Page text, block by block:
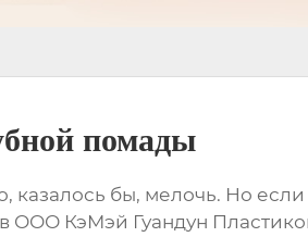
помады
казалось бы, мелочь. Но
ООО КэМэй Гуандун